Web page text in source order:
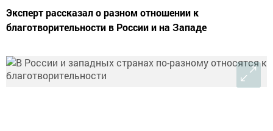
Эксперт рассказал о разном отношении к
благотворительности в России и на Западе